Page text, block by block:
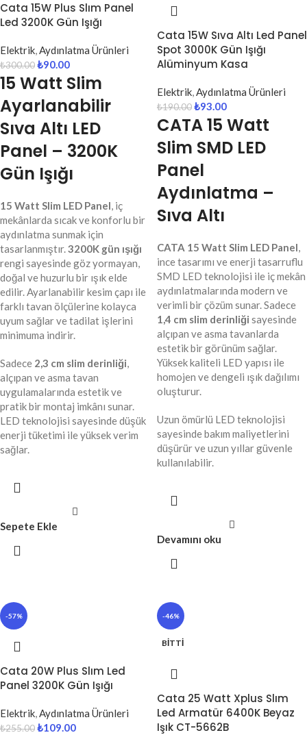
Cata 15W Plus Slım Panel
Led 3200K Gün Işığı
Elektrik,Aydınlatma Ürünleri
₺300.00₺90.00
15 Watt Slim
Ayarlanabilir
Sıva Altı LED
Panel – 3200K
Gün Işığı
15 Watt Slim LED Panel, iç
mekânlarda sıcak ve konforlu bir
aydınlatma sunmak için
tasarlanmıştır.3200K gün ışığı
rengi sayesinde göz yormayan,
doğal ve huzurlu bir ışık elde
edilir. Ayarlanabilir kesim çapı ile
farklı tavan ölçülerine kolayca
uyum sağlar ve tadilat işlerini
minimuma indirir.
Sadece 2,3 cm slim derinliği,
alçıpan ve asma tavan
uygulamalarında estetik ve
pratik bir montaj imkânı sunar.
LED teknolojisi sayesinde düşük
enerji tüketimi ile yüksek verim
sağlar.
Sepete Ekle
Cata 15W Sıva Altı Led Panel
Spot 3000K Gün Işığı
Alüminyum Kasa
Elektrik,Aydınlatma Ürünleri
₺190.00₺93.00
CATA 15 Watt
Slim SMD LED
Panel
Aydınlatma –
Sıva Altı
CATA 15 Watt Slim LED Panel,
ince tasarımı ve enerji tasarruflu
SMD LED teknolojisi ile iç mekân
aydınlatmalarında modern ve
verimli bir çözüm sunar. Sadece
1,4 cm slim derinliği sayesinde
alçıpan ve asma tavanlarda
estetik bir görünüm sağlar.
Yüksek kaliteli LED yapısı ile
homojen ve dengeli ışık dağılımı
oluşturur.
Uzun ömürlü LED teknolojisi
sayesinde bakım maliyetlerini
düşürür ve uzun yıllar güvenle
kullanılabilir.
Devamını oku
-57%
Cata 20W Plus Slım Led
Panel 3200K Gün Işığı
Elektrik,Aydınlatma Ürünleri
₺255.00₺109.00
-46%
BITTI
Cata 25 Watt Xplus Slım
Led Armatür 6400K Beyaz
Işık CT-5662B